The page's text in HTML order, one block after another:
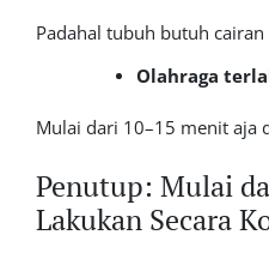
Padahal tubuh butuh
Olahraga
Mulai dari 10–15 menit aja
Penutup: Mulai
Lakukan Secara